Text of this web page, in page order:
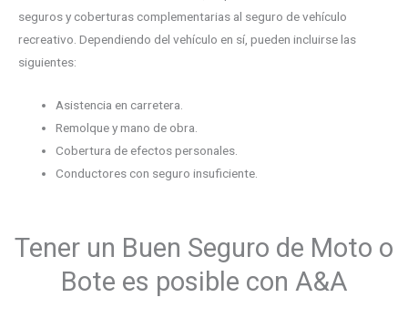
seguros y coberturas complementarias al seguro de vehículo
recreativo. Dependiendo del vehículo en sí, pueden incluirse las
siguientes:
Asistencia en carretera.
Remolque y mano de obra.
Cobertura de efectos personales.
Conductores con seguro insuficiente.
Tener un Buen Seguro de Moto o
Bote es posible con A&A